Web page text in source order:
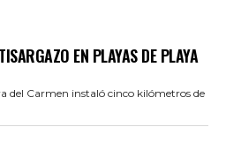
EN PLAYAS DE PLAYA
del Carmen instaló cinco kilómetros de